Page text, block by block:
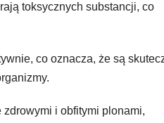
toksycznych substancji, co
co oznacza, że są
i obfitymi plonami,